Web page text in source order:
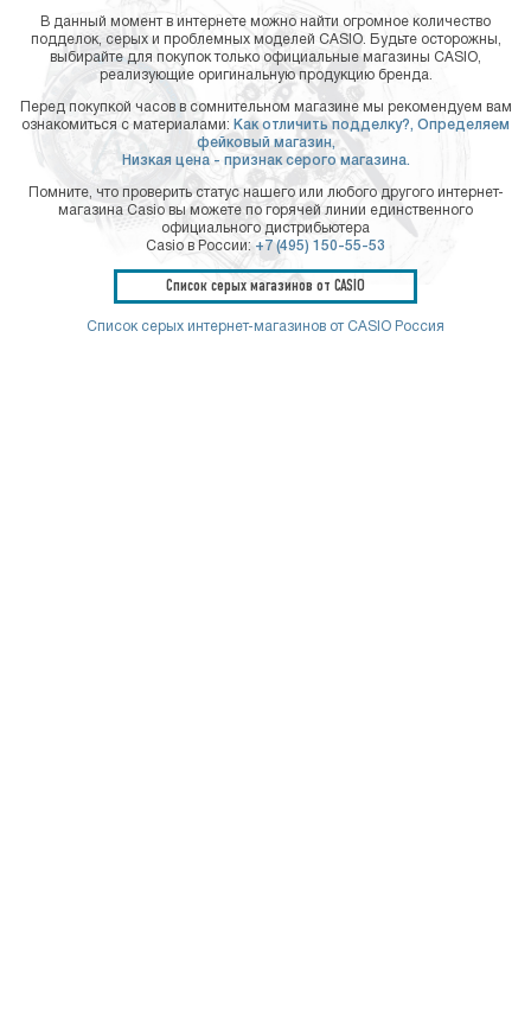
В данный момент в интернете можно найти огромное количество
подделок, серых и проблемных моделей CASIO. Будьте осторожны,
выбирайте для покупок только официальные магазины CASIO,
реализующие оригинальную продукцию бренда.
Перед покупкой часов в сомнительном магазине мы рекомендуем вам
ознакомиться с материалами: Как отличить подделку?, Определяем
фейковый магазин,
Низкая цена - признак серого магазина.
Помните, что проверить статус нашего или любого другого интернет-
магазина Casio вы можете по горячей линии единственного
официального дистрибьютера
Casio в России: +7 (495) 150-55-53
Список серых магазинов от CASIO
Список серых интернет-магазинов от CASIO Россия